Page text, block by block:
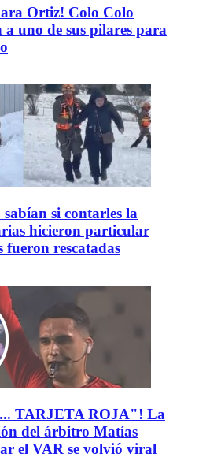
Ortiz! Colo Colo
uno de sus pilares para
si contarles la
hicieron particular
fueron rescatadas
TARJETA ROJA"! La
del árbitro Matías
el VAR se volvió viral